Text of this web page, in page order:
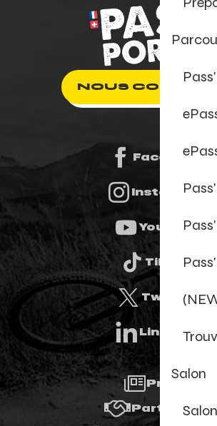
Salon
Salon
NOUS
Facebook
Instagram
Youtube
Tiktok
Twitter
Linkedin
Presse
Partenaires